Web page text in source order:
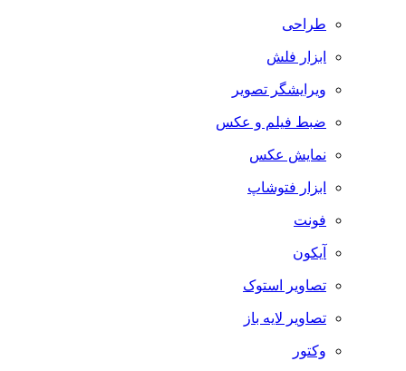
طراحی
ابزار فلش
ویرایشگر تصویر
ضبط فيلم و عكس
نمایش عکس
ابزار فتوشاپ
فونت
آیکون
تصاویر استوک
تصاویر لایه باز
وکتور